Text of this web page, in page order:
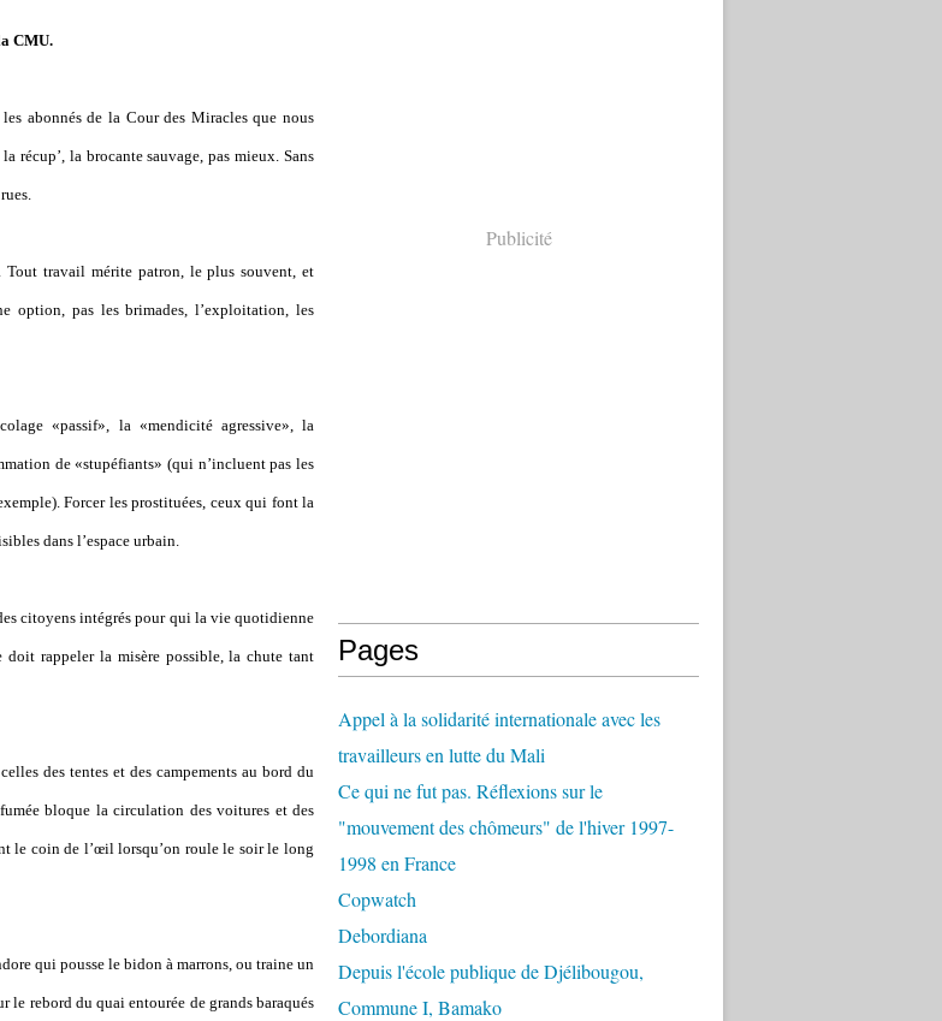
CMU.
abonnés de la Cour des Miracles que nous
récup’, la brocante sauvage, pas mieux. Sans
Tout travail mérite patron, le plus souvent, et
option, pas les brimades, l’exploitation, les
«passif», la «mendicité agressive», la
de «stupéfiants» (qui n’incluent pas les
Forcer les prostituées, ceux qui font la
dans l’espace urbain.
citoyens intégrés pour qui la vie quotidienne
doit rappeler la misère possible, la chute tant
des tentes et des campements au bord du
bloque la circulation des voitures et des
le coin de l’œil lorsqu’on roule le soir le long
qui pousse le bidon à marrons, ou traine un
le rebord du quai entourée de grands baraqués
Publicité
Pages
Appel à la solidarité internationale avec les
travailleurs en lutte du Mali
Ce qui ne fut pas. Réflexions sur le
"mouvement des chômeurs" de l'hiver 1997-
1998 en France
Copwatch
Debordiana
Depuis l'école publique de Djélibougou,
Commune I, Bamako